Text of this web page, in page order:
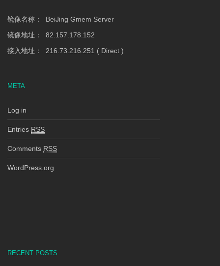
镜像名称： BeiJing Gmem Server
镜像地址： 82.157.178.152
接入地址： 216.73.216.251 ( Direct )
META
Log in
Entries RSS
Comments RSS
WordPress.org
RECENT POSTS